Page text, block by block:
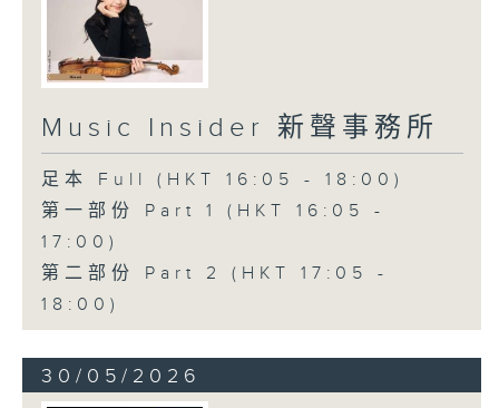
Music Insider 新聲事務所
足本 Full (HKT 16:05 - 18:00)
第一部份 Part 1 (HKT 16:05 -
17:00)
第二部份 Part 2 (HKT 17:05 -
18:00)
30/05/2026